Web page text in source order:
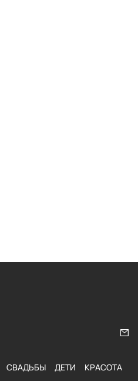
СВАДЬБЫ ДЕТИ КРАСОТА